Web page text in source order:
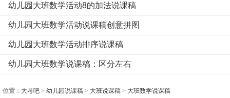
幼儿园大班数学活动8的加法说课稿
幼儿园大班数学活动说课稿创意拼图
幼儿园大班数学活动排序说课稿
幼儿园大班数学说课稿：区分左右
位置： 大考吧 > 幼儿园说课稿 > 大班说课稿 > 大班数学说课稿